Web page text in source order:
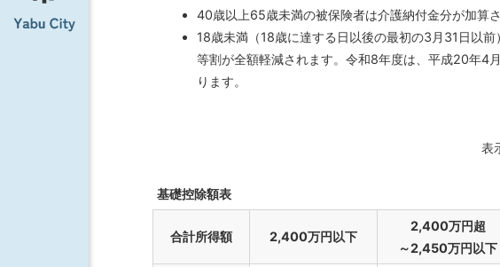
40歳以上65歳未満の被保険者は介護納付金分が加算さ
18歳未満（18歳に達する日以後の最初の3月31日以
等割が全額軽減されます。令和8年度は、平成20年4
ります。
表
表
基礎控除額表
合計所得額 2,400万円以下
2,400万円超
～2,450万円以下